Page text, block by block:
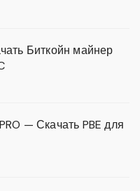
Биткойн майнер
— Скачать PBE для